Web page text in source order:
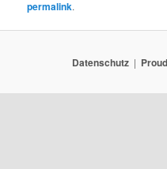
permalink.
Datenschutz